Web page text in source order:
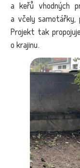
a keřů vhodných
a včely samotářky,
Projekt tak
o krajinu.